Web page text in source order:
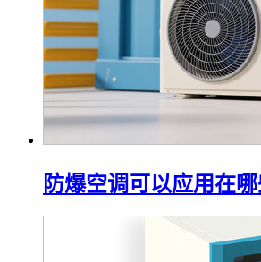
防爆空调可以应用在哪